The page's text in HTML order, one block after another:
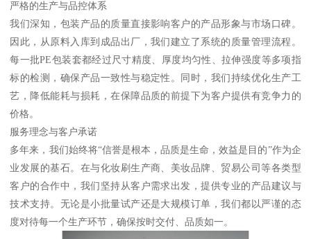
严格的生产与品控体系
我们深知，包装产品的质量直接影响客户的产品形象与市场口碑。
因此，从原料入库到成品出厂，我们建立了系统的质量管理流程。
每一批PE包装套都经过尺寸精度、厚度均匀性、拉伸强度等多项指
标的检测，确保产品一致性与稳定性。同时，我们持续优化生产工
艺，降低能耗与损耗，在保障品质的前提下为客户提供有竞争力的
价格。
服务理念与客户承诺
多年来，我们始终将“信誉是根本，品质是生命，效益是目的”作为企
业发展的基石。在与化妆刷生产商、美妆品牌、贸易公司等各类型
客户的合作中，我们坚持从客户需求出发，提供专业的产品建议与
技术支持。无论是小批量试产还是大规模订单，我们都以严谨的态
度对待每一个生产环节，确保按时交付、品质如一。